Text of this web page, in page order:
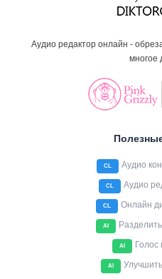
Аудио редактор онлайн -
многое
CL Аудио
CL Аудио
CL Онлайн
AI
AI Голос
AI